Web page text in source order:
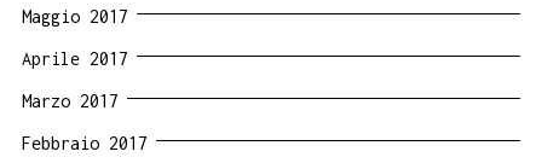
Maggio 2017
Aprile 2017
Marzo 2017
Febbraio 2017